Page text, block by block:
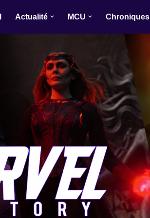
Actualité MCU Chroniques